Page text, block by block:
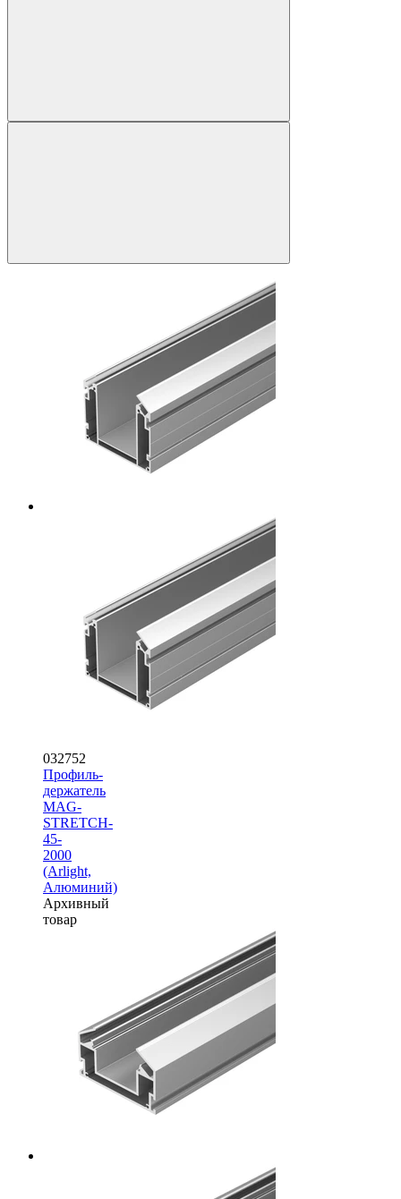
032752
Профиль-
держатель
MAG-
STRETCH-
45-
2000
(Arlight,
Алюминий)
Архивный
товар